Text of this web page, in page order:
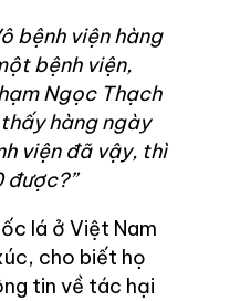
bệnh viện hàng
bệnh viện,
Ngọc Thạch
hàng ngày
viện đã vậy, thì
lá ở Việt Nam
cho biết họ
tin về tác hại